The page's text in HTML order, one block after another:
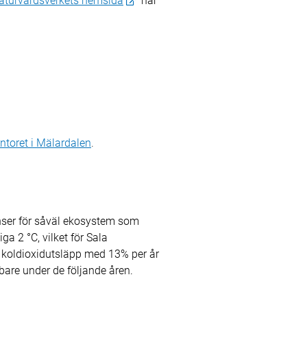
i Mälardalen.
för såväl ekosystem som
2 °C, vilket för Sala
med 13% per år
under de följande åren.